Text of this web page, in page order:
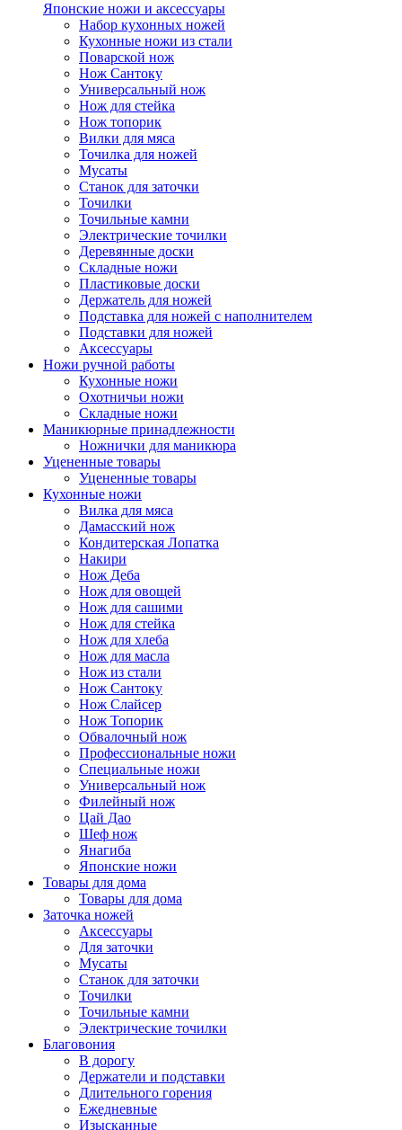
Японские ножи и аксессуары
Набор кухонных ножей
Кухонные ножи из стали
Поварской нож
Нож Сантоку
Универсальный нож
Нож для стейка
Нож топорик
Вилки для мяса
Точилка для ножей
Мусаты
Станок для заточки
Точилки
Точильные камни
Электрические точилки
Деревянные доски
Складные ножи
Пластиковые доски
Держатель для ножей
Подставка для ножей с наполнителем
Подставки для ножей
Аксессуары
Ножи ручной работы
Кухонные ножи
Охотничьи ножи
Складные ножи
Маникюрные принадлежности
Ножнички для маникюра
Уцененные товары
Уцененные товары
Кухонные ножи
Вилка для мяса
Дамасский нож
Кондитерская Лопатка
Накири
Нож Деба
Нож для овощей
Нож для сашими
Нож для стейка
Нож для хлеба
Нож для масла
Нож из стали
Нож Сантоку
Нож Слайсер
Нож Топорик
Обвалочный нож
Профессиональные ножи
Специальные ножи
Универсальный нож
Филейный нож
Цай Дао
Шеф нож
Янагиба
Японские ножи
Товары для дома
Товары для дома
Заточка ножей
Аксессуары
Для заточки
Мусаты
Станок для заточки
Точилки
Точильные камни
Электрические точилки
Благовония
В дорогу
Держатели и подставки
Длительного горения
Ежедневные
Изысканные